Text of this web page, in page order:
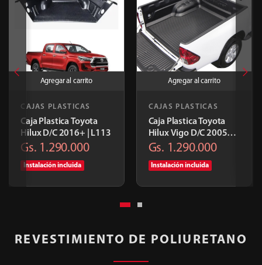
Agregar al carrito
CAJAS PLASTICAS
Caja Plastica Toyota
Hilux D/C 2016+ | L113
Gs. 1.290.000
Instalación incluida
Agregar al carrito
CAJAS PLASTICAS
Caja Plastica Toyota
Hilux Vigo D/C 2005+ |
L112 T51
Gs. 1.290.000
Instalación incluida
REVESTIMIENTO DE POLIURETANO